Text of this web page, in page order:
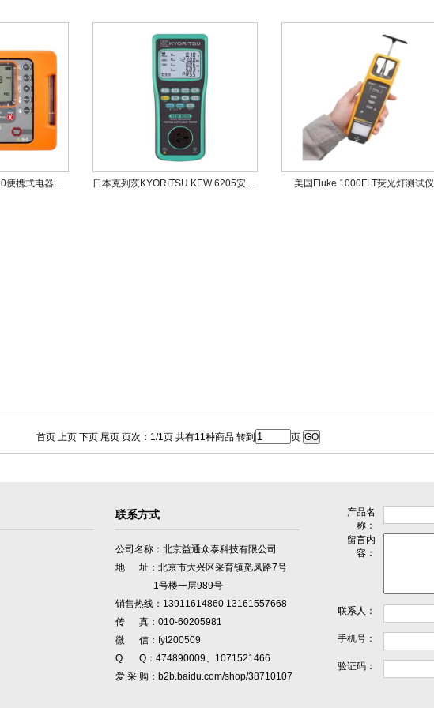
波兰索耐SONEL PAT-10便携式电器测试仪 日本克列茨KYORITSU KEW 6205安规测试仪 美国Fluke 1000FLT荧光灯测试仪
首页 上页 下页 尾页 页次：1/1页 共有11种商品 转到 页
联系方式
公司名称：北京益通众泰科技有限公司
地 址：北京市大兴区采育镇觅凤路7号
1号楼一层989号
销售热线：13911614860 13161557668
传 真：010-60205981
微 信：fyt200509
Q Q：474890009、1071521466
爱 采 购：b2b.baidu.com/shop/38710107
产品名
称：
留言内
容：
联系人：
手机号：
验证码：